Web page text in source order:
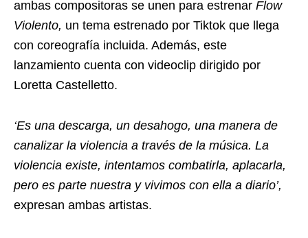
ambas compositoras se unen para estrenar Flow
Violento, un tema estrenado por Tiktok que llega
con coreografía incluida. Además, este
lanzamiento cuenta con videoclip dirigido por
Loretta Castelletto.
‘Es una descarga, un desahogo, una manera de
canalizar la violencia a través de la música. La
violencia existe, intentamos combatirla, aplacarla,
pero es parte nuestra y vivimos con ella a diario’,
expresan ambas artistas.